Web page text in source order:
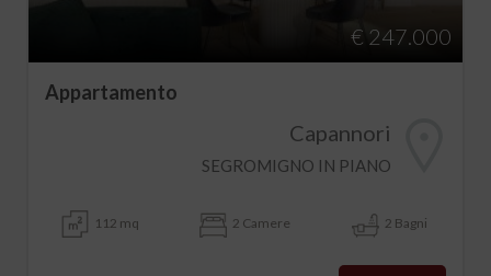
€ 247.000
Appartamento
Capannori
SEGROMIGNO IN PIANO
112 mq 2 Camere 2 Bagni